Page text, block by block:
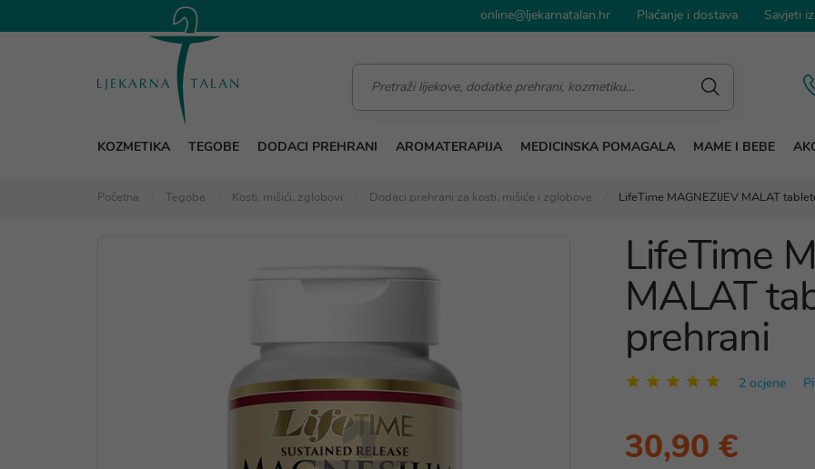
online@ljekarnatalan.hr Plaćanje i dostava Savjeti
KOZMETIKA TEGOBE DODACI PREHRANI AROMATERAPIJA MEDICINSKA POMAGALA MAME I BEBE
Početna Tegobe Kosti, mišići, zglobovi Dodaci prehrani za kosti, mišiće i zglobove LifeTime MAGNEZIJEV MALAT
LifeTime
MALAT
prehrani
2 ocjene
30,90 €